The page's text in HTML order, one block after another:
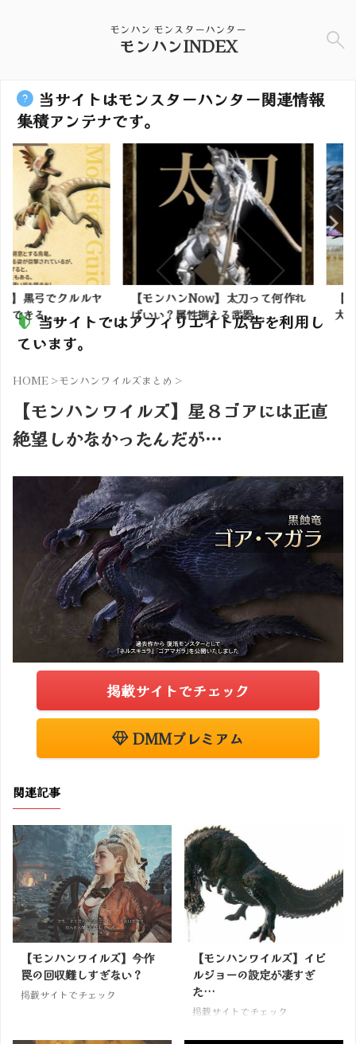
モンハン モンスターハンター
モンハンINDEX
当サイトはモンスターハンター関連情報
集積アンテナです。
クルルヤ
...
【モンハンNow】太刀って何作れ
ばいい？属性揃える武器...
【モンハン
大型モン
当サイトではアフィリエイト広告を利用し
ています。
HOME >モンハンワイルズまとめ >
【モンハンワイルズ】星８ゴアには正直
絶望しかなかったんだが…
掲載サイトでチェック
DMMプレミアム
関連記事
【モンハンワイルズ】今作
罠の回収難しすぎない？
掲載サイトでチェック
【モンハンワイルズ】イビ
ルジョーの設定が凄すぎ
た…
掲載サイトでチェック